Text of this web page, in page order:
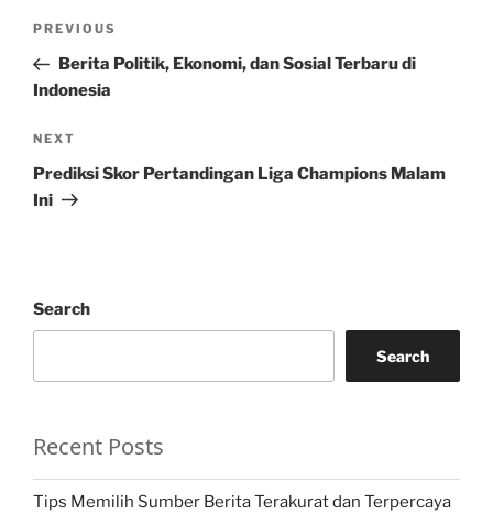
Previous
Post
PREVIOUS
Berita Politik, Ekonomi, dan Sosial Terbaru di
Indonesia
Next
Post
NEXT
Prediksi Skor Pertandingan Liga Champions Malam
Ini
Search
Search
Recent Posts
Tips Memilih Sumber Berita Terakurat dan Terpercaya